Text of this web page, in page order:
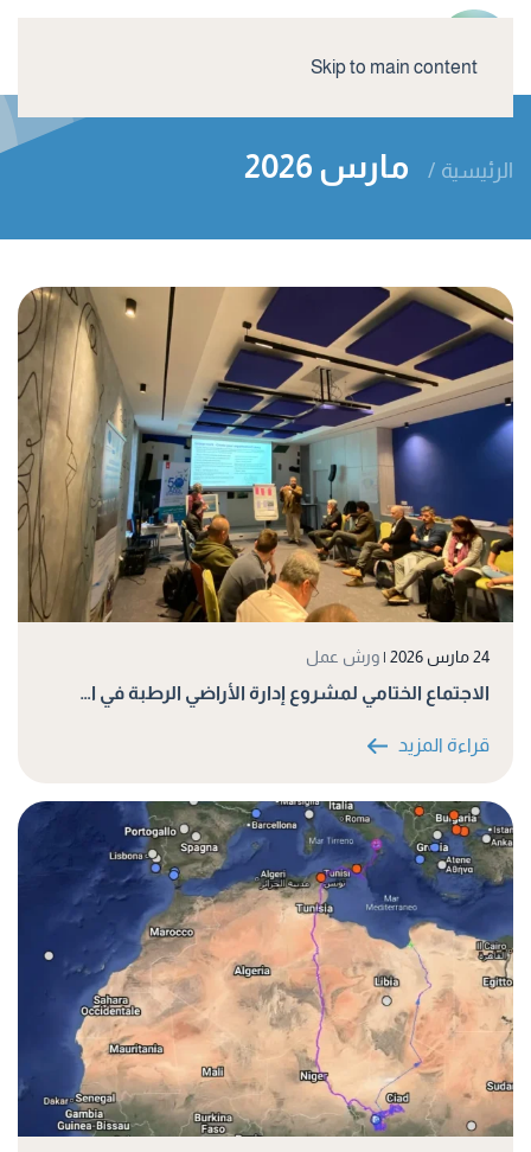
Skip to main content
الرئيسية 2026 مارس
24 مارس 2026 | ورش عمل
الاجتماع الختامي لمشروع إدارة الأراضي الرطبة في ا…
قراءة المزيد